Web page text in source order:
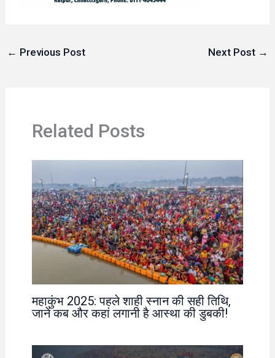
← Previous Post Next Post →
Related Posts
महाकुंभ 2025: पहले शाही स्नान की सही तिथि,
जानें कब और कहां लगानी है आस्था की डुबकी!